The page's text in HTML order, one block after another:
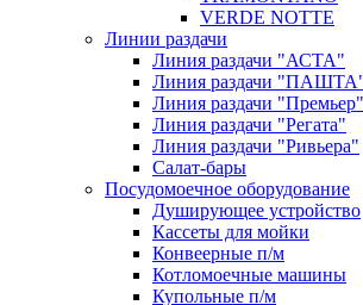
VERDE NOTTE
Линии раздачи
Линия раздачи "АСТА"
Линия раздачи
Линия раздачи "Премьер"
Линия раздачи "Регата"
Линия раздачи "Ривьера"
Салат-бары
Посудомоечное оборудование
Душирующее устройство
Кассеты для мойки
Конвеерные п/м
Котломоечные машины
Купольные п/м